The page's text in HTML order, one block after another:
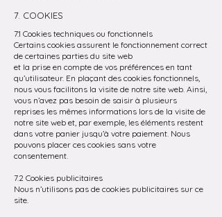
7. COOKIES
7.1 Cookies techniques ou fonctionnels
Certains cookies assurent le fonctionnement correct
de certaines parties du site web
et la prise en compte de vos préférences en tant
qu’utilisateur. En plaçant des cookies fonctionnels,
nous vous facilitons la visite de notre site web. Ainsi,
vous n’avez pas besoin de saisir à plusieurs
reprises les mêmes informations lors de la visite de
notre site web et, par exemple, les éléments restent
dans votre panier jusqu’à votre paiement. Nous
pouvons placer ces cookies sans votre
consentement.
7.2 Cookies publicitaires
Nous n’utilisons pas de cookies publicitaires sur ce
site.